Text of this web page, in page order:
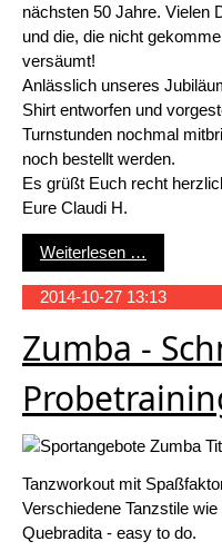
nächsten 50 Jahre. Vielen
und die, die nicht
versäumt!
Anlässlich unseres
Shirt entworfen und
Turnstunden nochmal
noch bestellt werden.
Es grüßt Euch recht
Eure Claudi H.
Weiterlesen …
2014-10-27 13:13
Zumba -
Tanzworkout mit
Verschiedene Tanzstile
Quebradita - easy to do.